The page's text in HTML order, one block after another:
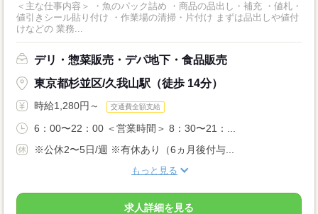
＜主な仕事内容＞ ・魚のパック詰め ・商品の品出し・補充 ・値札・
値引きシール貼り付け ・作業場の清掃・片付け まずは品出しや値付
けなどの 業務...
デリ・惣菜販売・デパ地下・食品販売
東京都杉並区/久我山駅（徒歩 14分）
時給1,280円～ 交通費全額支給
6：00〜22：00 ＜営業時間＞ 8：30〜21：...
※公休2〜5日/週 ※有休あり（6ヵ月後付与...
もっと見る
求人詳細を見る